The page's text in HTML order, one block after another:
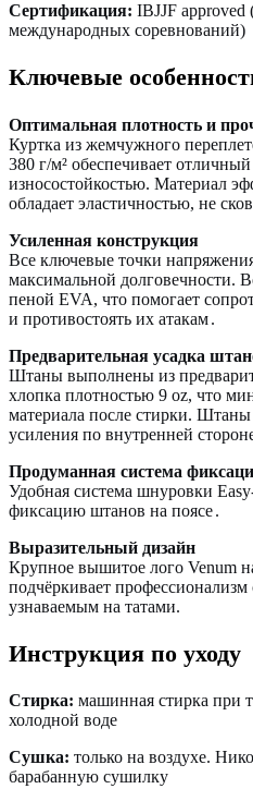
Сертификация: IBJJF approved
международных соревнований)
Ключевые
Оптимальная плотность и
Куртка из жемчужного
380 г/м² обеспечивает
износостойкостью. Материал
обладает эластичностью, не
Усиленная конструкция
Все ключевые точки
максимальной долговечности.
пеной EVA, что помогает
и противостоять их атакам.
Предварительная усадка
Штаны выполнены из
хлопка плотностью 9 oz, что
материала после стирки.
усиления по внутренней
Продуманная система
Удобная система шнуровки
фиксацию штанов на поясе.
Выразительный дизайн
Крупное вышитое лого Venum
подчёркивает
узнаваемым на татами.
Инструкция по уходу
Стирка: машинная стирка при
холодной воде
Сушка: только на воздухе.
барабанную сушилку